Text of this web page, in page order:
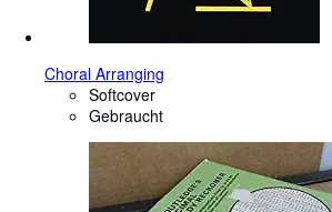
Choral Arranging
Softcover
Gebraucht